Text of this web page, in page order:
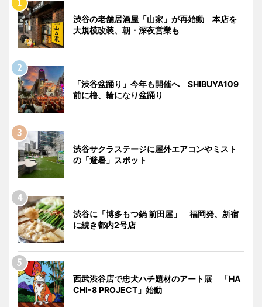
渋谷の老舗居酒屋「山家」が再始動 本店を
大規模改装、朝・深夜営業も
「渋谷盆踊り」今年も開催へ SHIBUYA109
前に櫓、輪になり盆踊り
渋谷サクラステージに屋外エアコンやミスト
の「避暑」スポット
渋谷に「博多もつ鍋 前田屋」 福岡発、新宿
に続き都内2号店
西武渋谷店で忠犬ハチ題材のアート展 「HA
CHI-8 PROJECT」始動